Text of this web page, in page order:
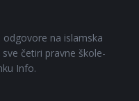
na islamska
četiri pravne škole-
Info.